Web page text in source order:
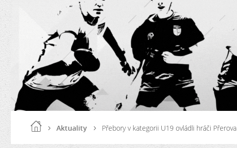
Aktuality Přebory v kategorii U19 ovládli hráči Přerova